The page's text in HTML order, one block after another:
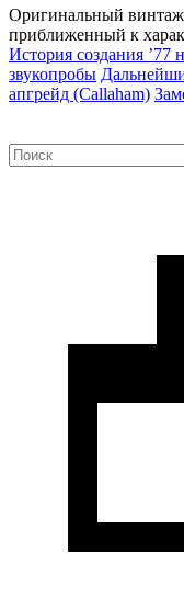
Оригинальный
приближенный к
История создания ’77
звукопробы
апгрейд (Callaham)